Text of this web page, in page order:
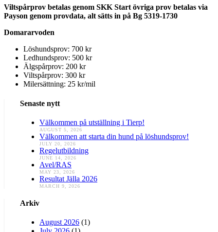
Viltspårprov betalas genom SKK Start övriga prov betalas via
Payson genom provdata, alt sätts in på Bg 5319-1730
Domararvoden
Löshundsprov: 700 kr
Ledhundsprov: 500 kr
Älgspårprov: 200 kr
Viltspårprov: 300 kr
Milersättning: 25 kr/mil
Senaste nytt
Välkommen på utställning i Tierp!
AUGUST 5, 2026
Välkommen att starta din hund på löshundsprov!
JULY 20, 2026
Regelutbildning
JUNE 14, 2026
Avel/RAS
MAY 23, 2026
Resultat Jälla 2026
MARCH 9, 2026
Arkiv
August 2026 (1)